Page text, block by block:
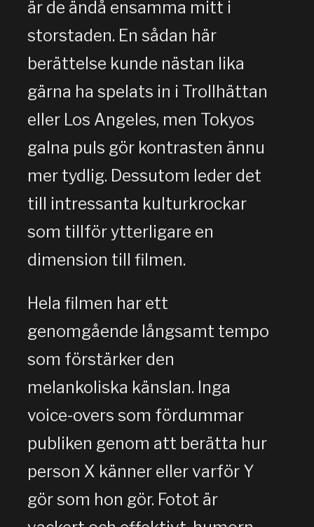
är de ändå ensamma mitt i
storstaden. En sådan här
berättelse kunde nästan lika
gärna ha spelats in i Trollhättan
eller Los Angeles, men Tokyos
galna puls gör kontrasten ännu
mer tydlig. Dessutom leder det
till intressanta kulturkrockar
som tillför ytterligare en
dimension till filmen.
Hela filmen har ett
genomgående långsamt tempo
som förstärker den
melankoliska känslan. Inga
voice-overs som fördummar
publiken genom att berätta hur
person X känner eller varför Y
gör som hon gör. Fotot är